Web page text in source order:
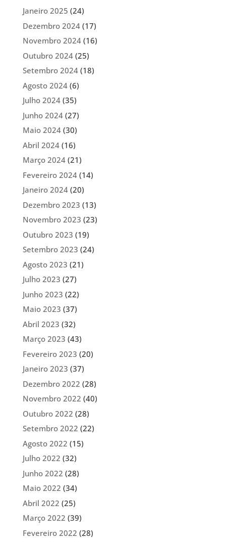
Janeiro 2025 (24)
Dezembro 2024(17)
Novembro 2024(16)
Outubro 2024(25)
Setembro 2024(18)
Agosto 2024(6)
Julho 2024(35)
Junho 2024(27)
Maio 2024(30)
Abril 2024(16)
Março 2024(21)
Fevereiro 2024(14)
Janeiro 2024(20)
Dezembro 2023 (13)
Novembro 2023 (23)
Outubro 2023 (19)
Setembro 2023 (24)
Agosto 2023 (21)
Julho 2023 (27)
Junho 2023 (22)
Maio 2023 (37)
Abril 2023 (32)
Março 2023 (43)
Fevereiro 2023 (20)
Janeiro 2023 (37)
Dezembro 2022 (28)
Novembro 2022 (40)
Outubro 2022 (28)
Setembro 2022 (22)
Agosto 2022 (15)
Julho 2022 (32)
Junho 2022 (28)
Maio 2022 (34)
Abril 2022 (25)
Março 2022 (39)
Fevereiro 2022 (28)